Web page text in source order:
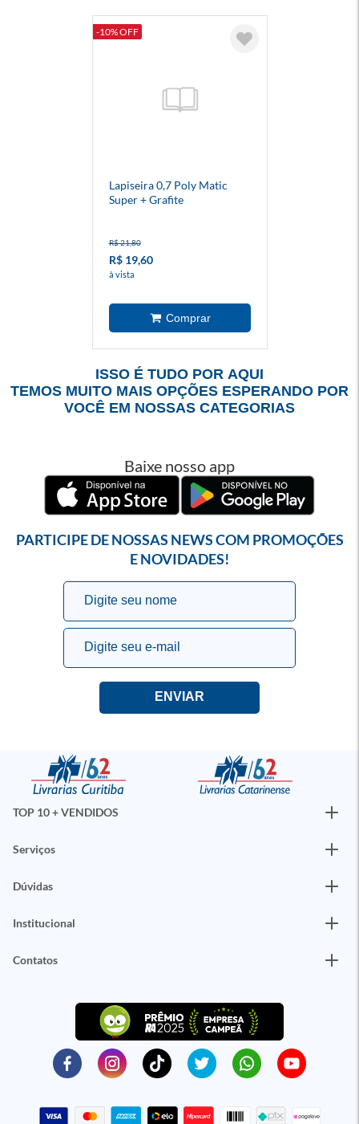
-10% OFF
Lapiseira 0,7 Poly Matic
Super + Grafite
R$ 21,80
R$ 19,60
à vista
ISSO É TUDO POR AQUI
TEMOS MUITO MAIS OPÇÕES ESPERANDO POR
VOCÊ EM NOSSAS CATEGORIAS
Baixe nosso app
PARTICIPE DE NOSSAS NEWS COM PROMOÇÕES
E NOVIDADES!
TOP 10 + VENDIDOS
Serviços
Dúvidas
Institucional
Contatos